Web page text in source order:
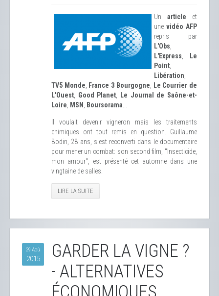
Un article et
une vidéo AFP
repris par
L'Obs,
L'Express,
Le
Point,
Libération,
TV5 Monde, France 3 Bourgogne, Le Courrier de
L'Ouest, Good Planet,
Le Journal de Saône-et-
Loire, MSN , Boursorama...
Il voulait devenir vigneron mais les traitements
chimiques ont tout remis en question. Guillaume
Bodin, 28 ans, s'est reconverti dans le documentaire
pour mener un combat: son second film, "Insecticide,
mon amour", est présenté cet automne dans une
vingtaine de salles.
LIRE LA SUITE
29 Aoû
2015
GARDER LA VIGNE ?
- ALTERNATIVES